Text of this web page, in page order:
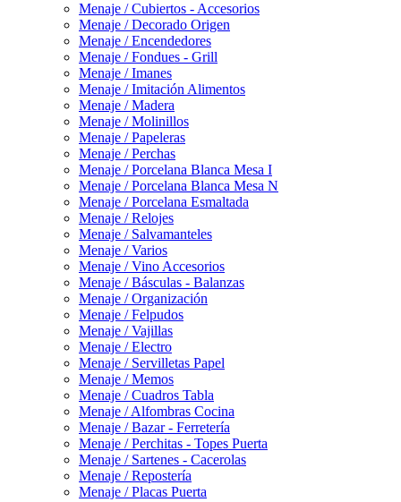
Menaje / Cubiertos - Accesorios
Menaje / Decorado Origen
Menaje / Encendedores
Menaje / Fondues - Grill
Menaje / Imanes
Menaje / Imitación Alimentos
Menaje / Madera
Menaje / Molinillos
Menaje / Papeleras
Menaje / Perchas
Menaje / Porcelana Blanca Mesa I
Menaje / Porcelana Blanca Mesa N
Menaje / Porcelana Esmaltada
Menaje / Relojes
Menaje / Salvamanteles
Menaje / Varios
Menaje / Vino Accesorios
Menaje / Básculas - Balanzas
Menaje / Organización
Menaje / Felpudos
Menaje / Vajillas
Menaje / Electro
Menaje / Servilletas Papel
Menaje / Memos
Menaje / Cuadros Tabla
Menaje / Alfombras Cocina
Menaje / Bazar - Ferretería
Menaje / Perchitas - Topes Puerta
Menaje / Sartenes - Cacerolas
Menaje / Repostería
Menaje / Placas Puerta